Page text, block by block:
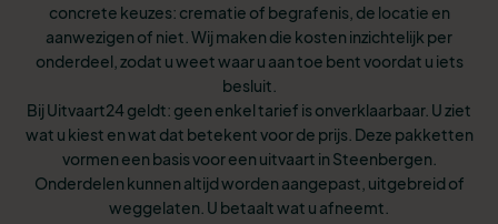
concrete keuzes: crematie of begrafenis, de locatie en
aanwezigen of niet. Wij maken die kosten inzichtelijk per
onderdeel, zodat u weet waar u aan toe bent voordat u iets
besluit.
Bij Uitvaart24 geldt: geen enkel tarief is onverklaarbaar. U ziet
wat u kiest en wat dat betekent voor de prijs. Deze pakketten
vormen een basis voor een uitvaart in Steenbergen.
Onderdelen kunnen altijd worden aangepast, uitgebreid of
weggelaten. U betaalt wat u afneemt.